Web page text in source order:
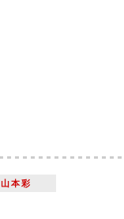
山本彩